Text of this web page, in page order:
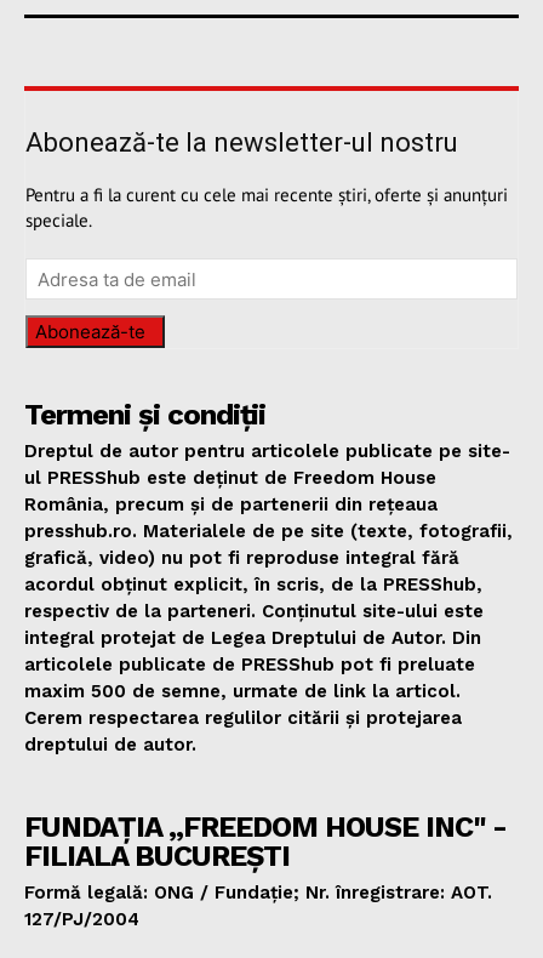
Abonează-te la newsletter-ul nostru
Pentru a fi la curent cu cele mai recente știri, oferte și anunțuri
speciale.
Abonează-te
Termeni și condiții
Dreptul de autor pentru articolele publicate pe site-
ul PRESShub este deținut de Freedom House
România, precum și de partenerii din rețeaua
presshub.ro. Materialele de pe site (texte, fotografii,
grafică, video) nu pot fi reproduse integral fără
acordul obținut explicit, în scris, de la PRESShub,
respectiv de la parteneri. Conținutul site-ului este
integral protejat de Legea Dreptului de Autor. Din
articolele publicate de PRESShub pot fi preluate
maxim 500 de semne, urmate de link la articol.
Cerem respectarea regulilor citării și protejarea
dreptului de autor.
FUNDAȚIA „FREEDOM HOUSE INC" -
FILIALA BUCUREȘTI
Formă legală: ONG / Fundație; Nr. înregistrare: AOT.
127/PJ/2004